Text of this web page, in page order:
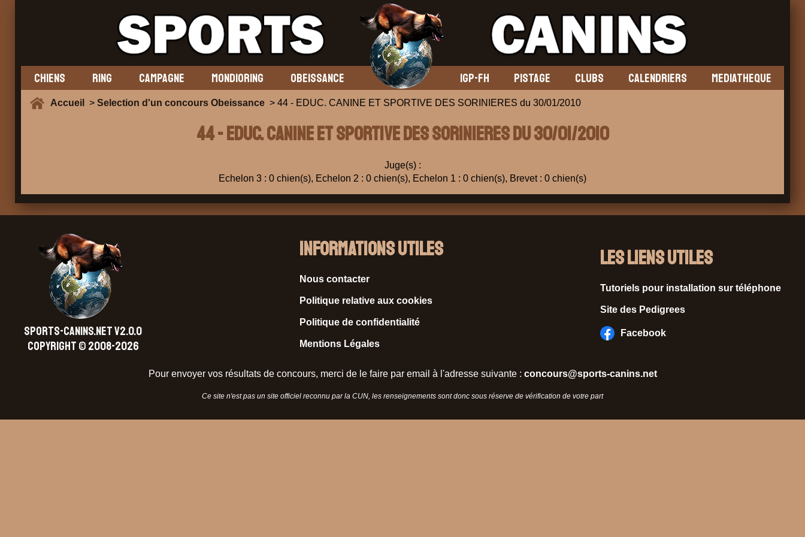
CHIENS RING CAMPAGNE MONDIORING OBEISSANCE IGP-FH PISTAGE CLUBS CALENDRIERS MEDIATHEQUE
Accueil > Selection d'un concours Obeissance > 44 - EDUC. CANINE ET SPORTIVE DES SORINIERES du 30/01/2010
44 - EDUC. CANINE ET SPORTIVE DES SORINIERES du 30/01/2010
Juge(s) :
Echelon 3 : 0 chien(s), Echelon 2 : 0 chien(s), Echelon 1 : 0 chien(s), Brevet : 0 chien(s)
SPORTS-CANINS.NET V2.0.0
Copyright © 2008-2026
Informations Utiles
Nous contacter
Politique relative aux cookies
Politique de confidentialité
Mentions Légales
Les liens utiles
Tutoriels pour installation sur téléphone
Site des Pedigrees
Facebook
Pour envoyer vos résultats de concours, merci de le faire par email à l'adresse suivante : concours@sports-canins.net
Ce site n'est pas un site officiel reconnu par la CUN, les renseignements sont donc sous réserve de vérification de votre part